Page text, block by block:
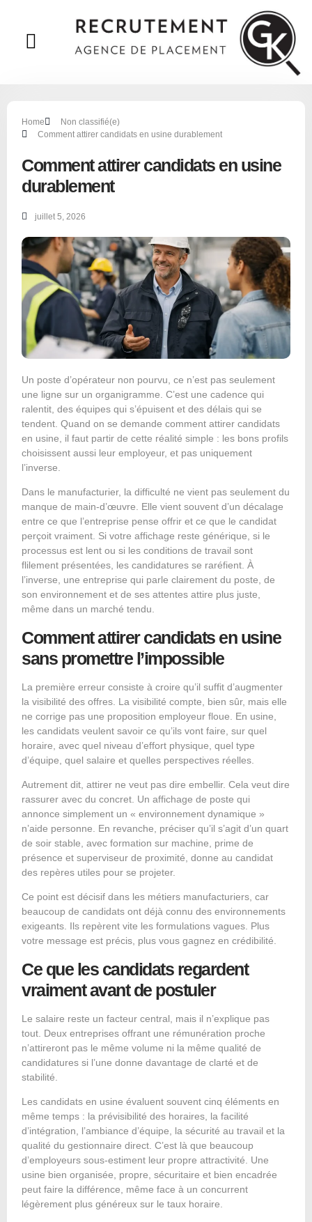
Home
Non classifié(e)
Comment attirer candidats en usine durablement
Comment attirer candidats en usine
durablement
juillet 5, 2026
Un poste d’opérateur non pourvu, ce n’est pas seulement
une ligne sur un organigramme. C’est une cadence qui
ralentit, des équipes qui s’épuisent et des délais qui se
tendent. Quand on se demande comment attirer candidats
en usine, il faut partir de cette réalité simple : les bons profils
choisissent aussi leur employeur, et pas uniquement
l’inverse.
Dans le manufacturier, la difficulté ne vient pas seulement du
manque de main-d’œuvre. Elle vient souvent d’un décalage
entre ce que l’entreprise pense offrir et ce que le candidat
perçoit vraiment. Si votre affichage reste générique, si le
processus est lent ou si les conditions de travail sont
flilement présentées, les candidatures se raréfient. À
l’inverse, une entreprise qui parle clairement du poste, de
son environnement et de ses attentes attire plus juste,
même dans un marché tendu.
Comment attirer candidats en usine
sans promettre l’impossible
La première erreur consiste à croire qu’il suffit d’augmenter
la visibilité des offres. La visibilité compte, bien sûr, mais elle
ne corrige pas une proposition employeur floue. En usine,
les candidats veulent savoir ce qu’ils vont faire, sur quel
horaire, avec quel niveau d’effort physique, quel type
d’équipe, quel salaire et quelles perspectives réelles.
Autrement dit, attirer ne veut pas dire embellir. Cela veut dire
rassurer avec du concret. Un affichage de poste qui
annonce simplement un « environnement dynamique »
n’aide personne. En revanche, préciser qu’il s’agit d’un quart
de soir stable, avec formation sur machine, prime de
présence et superviseur de proximité, donne au candidat
des repères utiles pour se projeter.
Ce point est décisif dans les métiers manufacturiers, car
beaucoup de candidats ont déjà connu des environnements
exigeants. Ils repèrent vite les formulations vagues. Plus
votre message est précis, plus vous gagnez en crédibilité.
Ce que les candidats regardent
vraiment avant de postuler
Le salaire reste un facteur central, mais il n’explique pas
tout. Deux entreprises offrant une rémunération proche
n’attireront pas le même volume ni la même qualité de
candidatures si l’une donne davantage de clarté et de
stabilité.
Les candidats en usine évaluent souvent cinq éléments en
même temps : la prévisibilité des horaires, la facilité
d’intégration, l’ambiance d’équipe, la sécurité au travail et la
qualité du gestionnaire direct. C’est là que beaucoup
d’employeurs sous-estiment leur propre attractivité. Une
usine bien organisée, propre, sécuritaire et bien encadrée
peut faire la différence, même face à un concurrent
légèrement plus généreux sur le taux horaire.